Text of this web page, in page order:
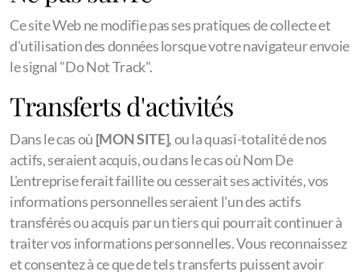
Ce site Web ne modifie pas ses pratiques de collecte et
d'utilisation des données lorsque votre navigateur envoie
le signal "Do Not Track".
Transferts d'activités
Dans le cas où [MON SITE], ou la quasi-totalité de nos
actifs, seraient acquis, ou dans le cas où Nom De
L'entreprise ferait faillite ou cesserait ses activités, vos
informations personnelles seraient l'un des actifs
transférés ou acquis par un tiers qui pourrait continuer à
traiter vos informations personnelles. Vous reconnaissez
et consentez à ce que de tels transferts puissent avoir